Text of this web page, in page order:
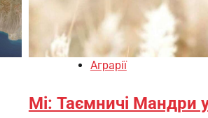
Аграрії
Мі: Таємничі Мандри